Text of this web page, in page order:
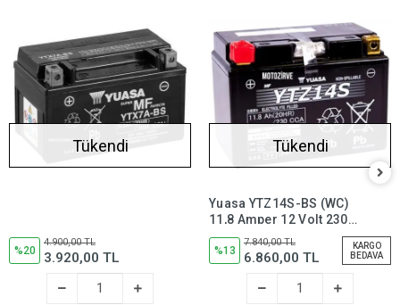
Tükendi
%20
4.900,00 TL
3.920,00 TL
Tükendi
Yuasa YTZ14S-BS (WC)
11,8 Amper 12 Volt 230
CCA Motosiklet Aküsü
Bakım
Gerektirmez,YTZ14SBS
%13
7.840,00 TL
6.860,00 TL
KARGO
BEDAVA